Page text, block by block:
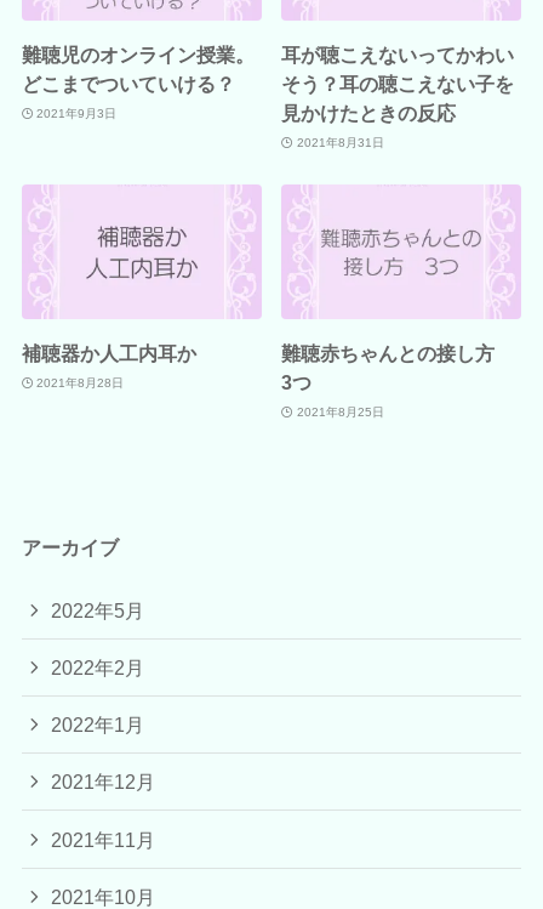
難聴児のオンライン授業。
どこまでついていける？
2021年9月3日
耳が聴こえないってかわい
そう？耳の聴こえない子を
見かけたときの反応
2021年8月31日
補聴器か人工内耳か
2021年8月28日
難聴赤ちゃんとの接し方
3つ
2021年8月25日
アーカイブ
2022年5月
2022年2月
2022年1月
2021年12月
2021年11月
2021年10月